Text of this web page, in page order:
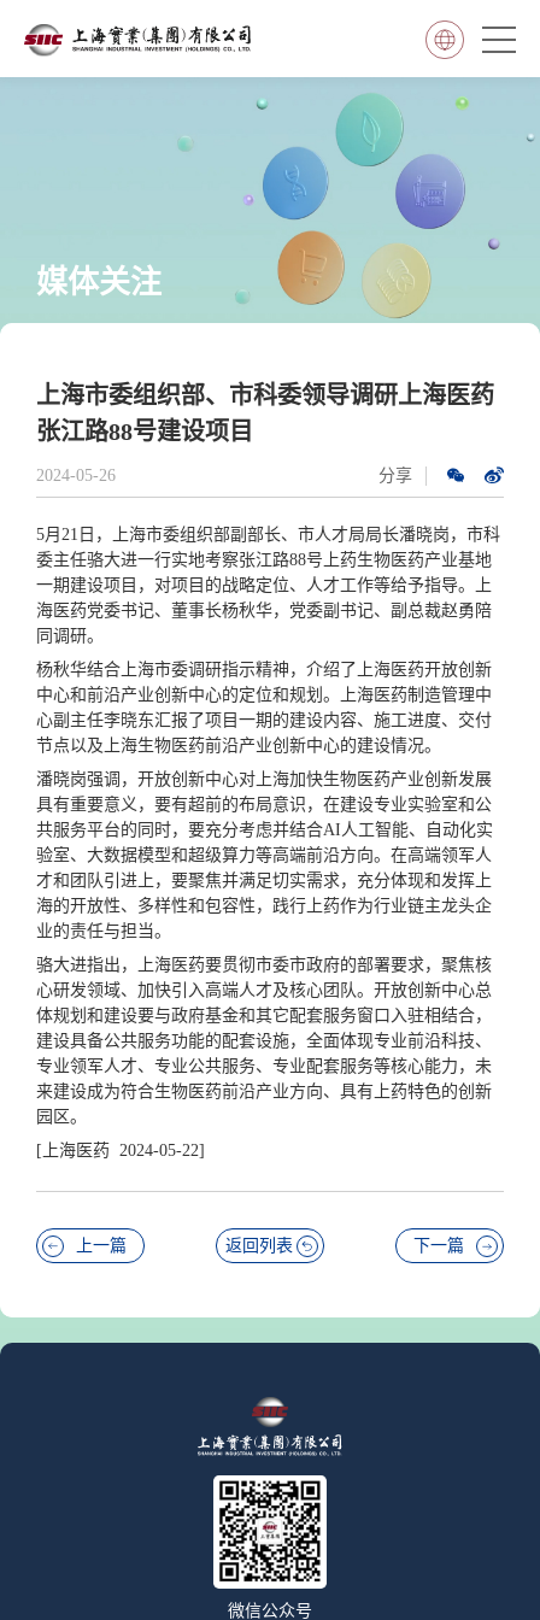
媒体关注
上海市委组织部、市科委领导调研上海医药
张江路88号建设项目
2024-05-26 分享
5月21日，上海市委组织部副部长、市人才局局长潘晓岗，市科
委主任骆大进一行实地考察张江路88号上药生物医药产业基地
一期建设项目，对项目的战略定位、人才工作等给予指导。上
海医药党委书记、董事长杨秋华，党委副书记、副总裁赵勇陪
同调研。
杨秋华结合上海市委调研指示精神，介绍了上海医药开放创新
中心和前沿产业创新中心的定位和规划。上海医药制造管理中
心副主任李晓东汇报了项目一期的建设内容、施工进度、交付
节点以及上海生物医药前沿产业创新中心的建设情况。
潘晓岗强调，开放创新中心对上海加快生物医药产业创新发展
具有重要意义，要有超前的布局意识，在建设专业实验室和公
共服务平台的同时，要充分考虑并结合AI人工智能、自动化实
验室、大数据模型和超级算力等高端前沿方向。在高端领军人
才和团队引进上，要聚焦并满足切实需求，充分体现和发挥上
海的开放性、多样性和包容性，践行上药作为行业链主龙头企
业的责任与担当。
骆大进指出，上海医药要贯彻市委市政府的部署要求，聚焦核
心研发领域、加快引入高端人才及核心团队。开放创新中心总
体规划和建设要与政府基金和其它配套服务窗口入驻相结合，
建设具备公共服务功能的配套设施，全面体现专业前沿科技、
专业领军人才、专业公共服务、专业配套服务等核心能力，未
来建设成为符合生物医药前沿产业方向、具有上药特色的创新
园区。
[上海医药 2024-05-22]
上一篇 返回列表 下一篇
微信公众号